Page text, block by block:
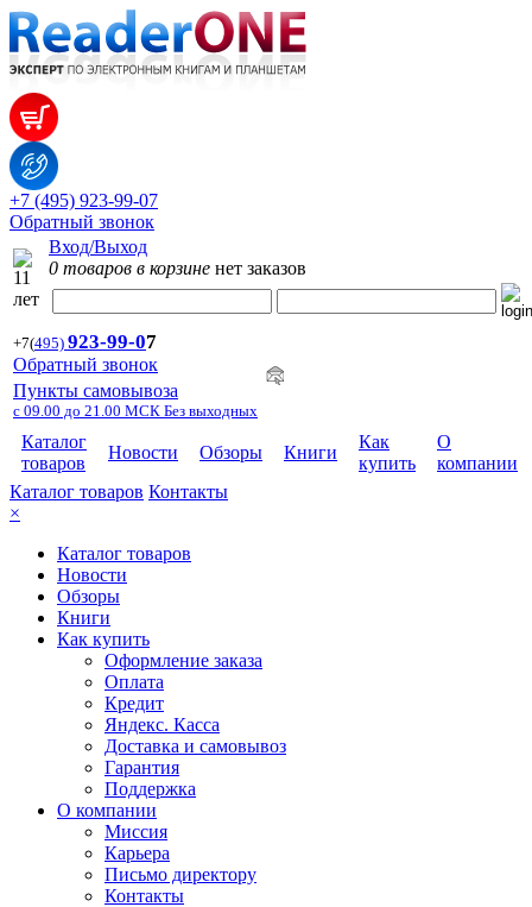
+7 (495) 923-99-07
Обратный звонок
Вход/Выход
0 товаров в корзине нет заказов
+7(495) 923-99-07
Обратный звонок
Пункты самовывоза
с 09.00 до 21.00 МСК Без выходных
Каталог
товаров
Новости Обзоры Книги
Как
купить
О
компании
Каталог товаров Контакты
×
Каталог товаров
Новости
Обзоры
Книги
Как купить
Оформление заказа
Оплата
Кредит
Яндекс. Касса
Доставка и самовывоз
Гарантия
Поддержка
О компании
Миссия
Карьера
Письмо директору
Контакты